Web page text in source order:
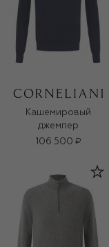
Кашемировый
джемпер
106 500 ₽